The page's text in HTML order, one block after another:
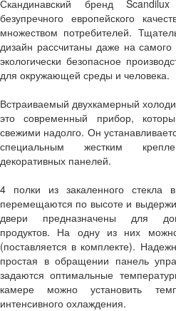
Скандинавский бренд
безупречного европейского
множеством потребителей.
дизайн рассчитаны даже на самого
экологически безопасное
для окружающей среды и человека.
Встраиваемый двухкамерный
это современный прибор,
свежими надолго. Он
специальным жестким
декоративных панелей.
4 полки из закаленного стекла
перемещаются по высоте и
двери предназначены для
продуктов. На одну из них
(поставляется в комплекте).
простая в обращении панель
задаются оптимальные
камере можно установить
интенсивного охлаждения.